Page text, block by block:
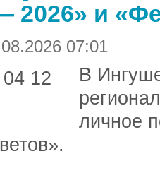
2026» и
07:01
В
личное